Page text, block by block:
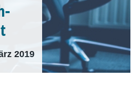
2019